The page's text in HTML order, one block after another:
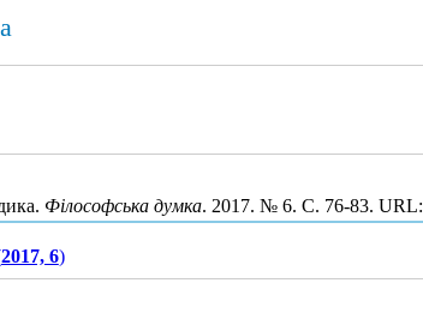
Філософська думка. 2017. № 6. С. 76-83. URL:
2017, 6)